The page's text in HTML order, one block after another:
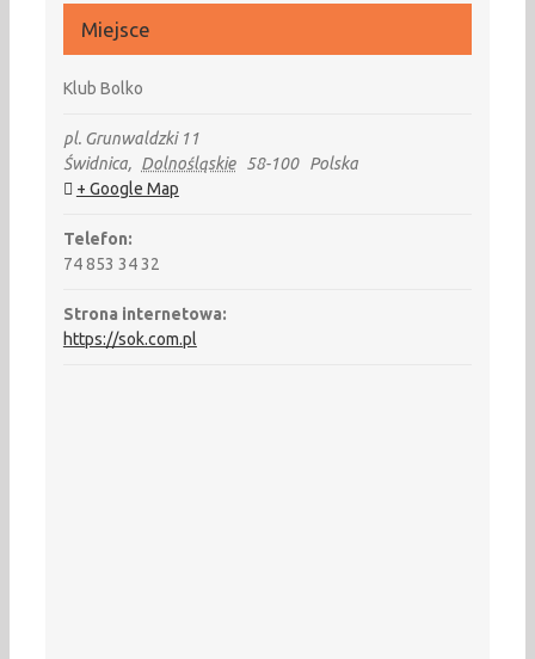
Miejsce
Klub Bolko
pl. Grunwaldzki 11
Świdnica, Dolnośląskie 58-100
Polska
+ Google Map
Telefon:
74 853 34 32
Strona internetowa:
https://sok.com.pl